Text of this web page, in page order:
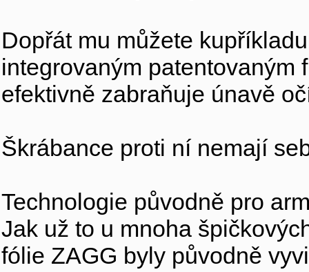
Dopřát mu můžete
integrovaným patentovaným
efektivně zabraňuje únavě
Škrábance proti ní nemají
Technologie původně pro
Jak už to u mnoha
fólie ZAGG byly původně